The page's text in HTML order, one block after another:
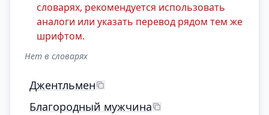
словарях, рекомендуется использовать
аналоги или указать перевод рядом тем же
шрифтом.
Нет в словарях
Джентльмен
Благородный мужчина